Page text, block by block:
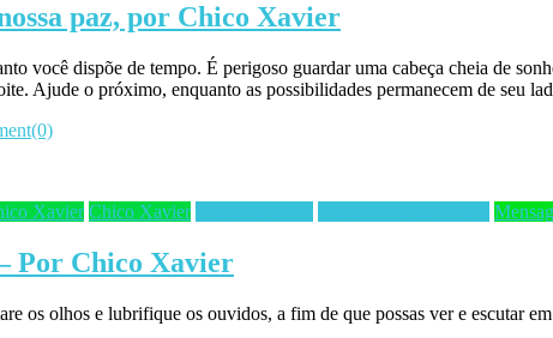
paz, por Chico Xavier
você dispõe de tempo. É perigoso guardar uma cabeça cheia de
Ajude o próximo, enquanto as possibilidades permanecem de seu
Xavier Chico Xavier
Por Chico Xavier
os olhos e lubrifique os ouvidos, a fim de que possas ver e escutar